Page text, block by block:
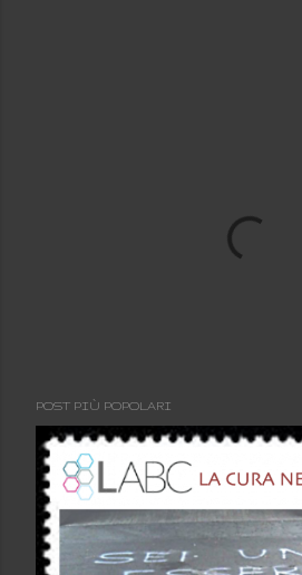
POST PIÙ POPOLARI